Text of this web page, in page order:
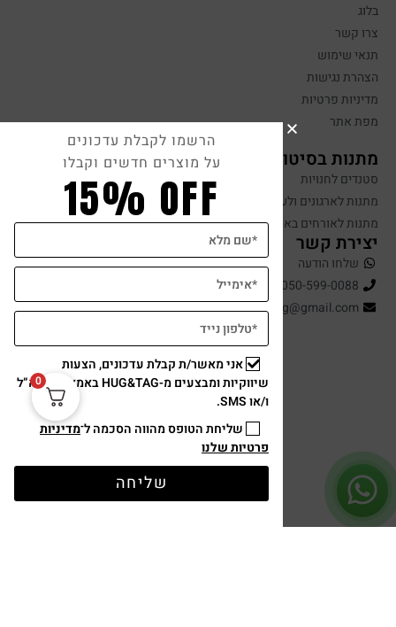
בלוג
צרו קשר
תנאי שימוש
הצהרת נגישות
מדיניות פרטיות
מפת אתר
מתנות בסיטונאות
סטנדים לחנויות
מתנות לארגונים ולעובדים
מתנות לאורחים באירועים
יצירת קשר
שלחו הודעה
050-599-0088
hugandtag@gmail.com
0
הרשמו לקבלת עדכונים
על מוצרים חדשים וקבלו
15% OFF
אני מאשר/ת קבלת עדכונים, הצעות
שיווקיות ומבצעים מ-HUG&TAG באמצעות דוא”ל
ו/או SMS.
שליחת הטופס מהווה הסכמה ל־מדיניות
פרטיות שלנו
שליחה